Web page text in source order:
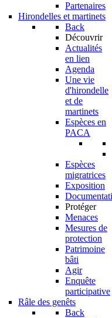
Partenaires
Hirondelles et martinets
Back
Découvrir
Actualités
en lien
Agenda
Une vie
d'hirondelle
et de
martinets
Espèces en
PACA
Espèces
migratrices
Exposition
Protéger
Menaces
Mesures de
protection
Patrimoine
bâti
Agir
Enquête
participative
Râle des genêts
Back